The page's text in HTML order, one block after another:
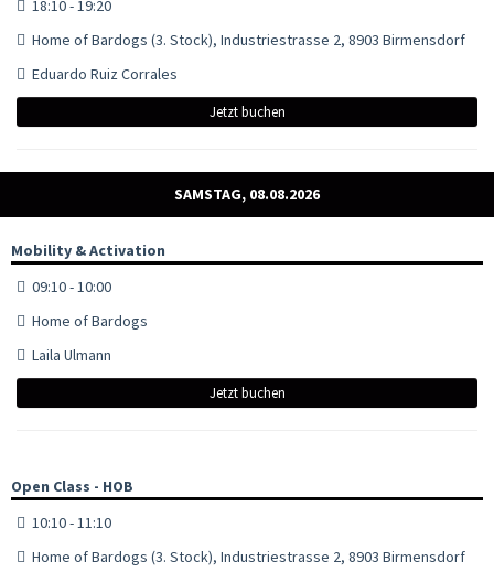
18:10 - 19:20
Home of Bardogs (3. Stock), Industriestrasse 2, 8903 Birmensdorf
Eduardo Ruiz Corrales
Jetzt buchen
SAMSTAG, 08.08.2026
Mobility & Activation
09:10 - 10:00
Home of Bardogs
Laila Ulmann
Jetzt buchen
Open Class - HOB
10:10 - 11:10
Home of Bardogs (3. Stock), Industriestrasse 2, 8903 Birmensdorf